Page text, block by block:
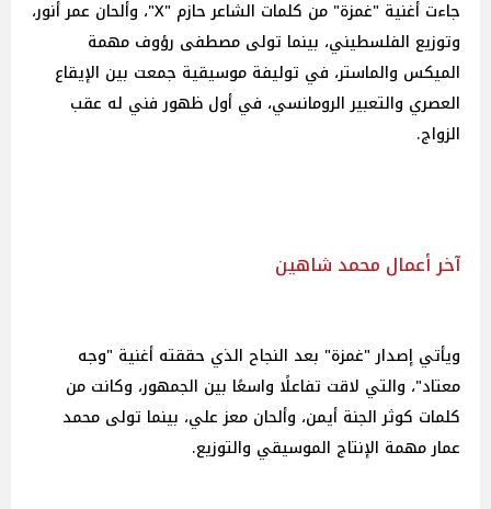
جاءت أغنية "غمزة" من كلمات الشاعر حازم "X"، وألحان عمر أنور،
وتوزيع الفلسطيني، بينما تولى مصطفى رؤوف مهمة
الميكس والماستر، في توليفة موسيقية جمعت بين الإيقاع
العصري والتعبير الرومانسي، في أول ظهور فني له عقب
الزواج.
آخر أعمال محمد شاهين
ويأتي إصدار "غمزة" بعد النجاح الذي حققته أغنية "وجه
معتاد"، والتي لاقت تفاعلًا واسعًا بين الجمهور، وكانت من
كلمات كوثر الجنة أيمن، وألحان معز علي، بينما تولى محمد
عمار مهمة الإنتاج الموسيقي والتوزيع.